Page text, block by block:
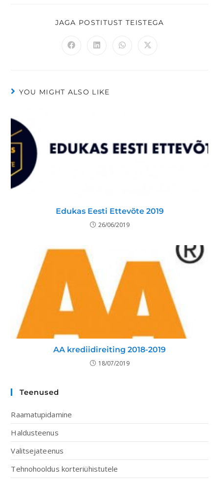
JAGA POSTITUST TEISTEGA
YOU MIGHT ALSO LIKE
Edukas Eesti Ettevõte 2019
26/06/2019
AA krediidireiting 2018-2019
18/07/2019
Teenused
Raamatupidamine
Haldusteenus
Valitsejateenus
Tehnohooldus korteriühistutele